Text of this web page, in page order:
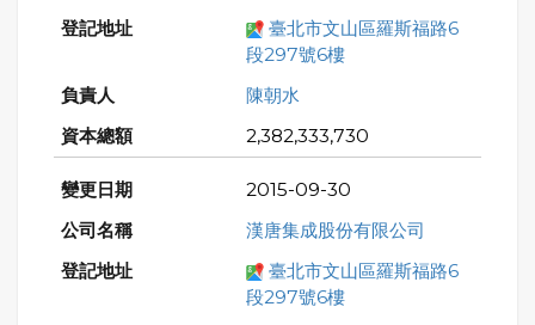
臺北市文山區羅斯福路6
段297號6樓
陳朝水
2,382,333,730
2015-09-30
漢唐集成股份有限公司
臺北市文山區羅斯福路6
段297號6樓